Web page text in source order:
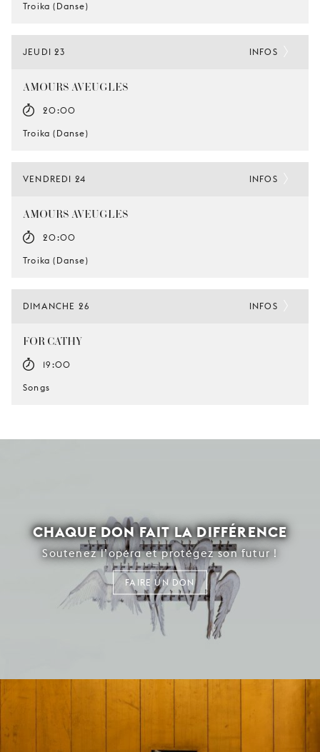
Troika (Danse)
JEUDI 23
AMOURS AVEUGLES
20:00
Troika (Danse)
INFOS
VENDREDI 24
AMOURS AVEUGLES
20:00
Troika (Danse)
INFOS
DIMANCHE 26
FOR CATHY
19:00
Songs
INFOS
CHAQUE DON FAIT LA DIFFÉRENCE
Soutenez l’opéra et protégez son futur !
FAIRE UN DON